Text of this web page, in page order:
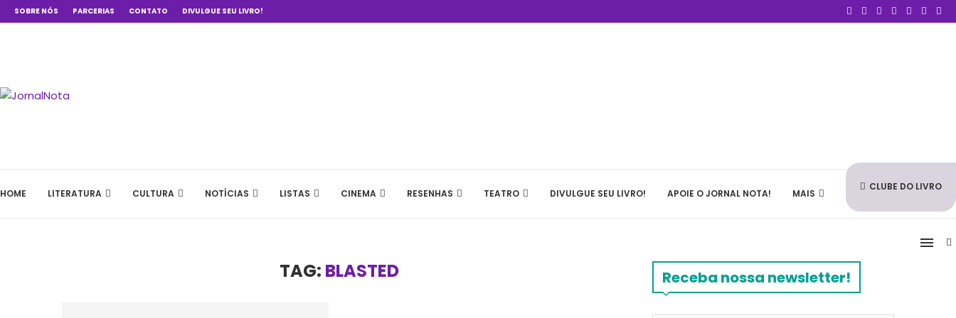
SOBRE NÓS PARCERIAS CONTATO DIVULGUE SEU LIVRO!
HOME LITERATURA CULTURA NOTÍCIAS LISTAS CINEMA RESENHAS TEATRO DIVULGUE SEU LIVRO! APOIE O JORNAL NOTA! MAIS
CLUBE DO LIVRO
TAG: BLASTED Receba nossa newsletter!